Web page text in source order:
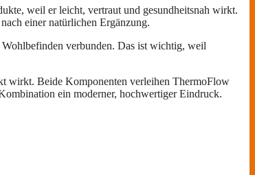
weil er leicht, vertraut und gesundheitsnah wirkt.
einer natürlichen Ergänzung.
verbunden. Das ist wichtig, weil
wirkt. Beide Komponenten verleihen ThermoFlow
ein moderner, hochwertiger Eindruck.